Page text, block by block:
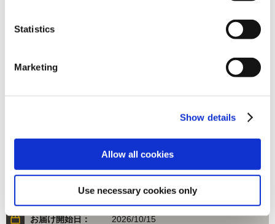
Statistics
Marketing
Show details
Allow all cookies
Use necessary cookies only
8,800円 (税込)
在庫：○ |440ポイント
お届け開始日： 2026/10/15